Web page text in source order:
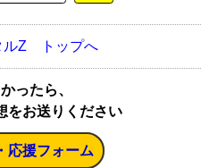
ルZ トップへ
ったら、
をお送りください
応援フォーム